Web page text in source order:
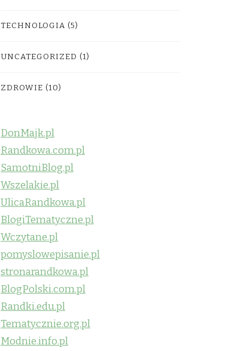
TECHNOLOGIA (5)
UNCATEGORIZED (1)
ZDROWIE (10)
DonMajk.pl
Randkowa.com.pl
SamotniBlog.pl
Wszelakie.pl
UlicaRandkowa.pl
BlogiTematyczne.pl
Wczytane.pl
pomyslowepisanie.pl
stronarandkowa.pl
BlogPolski.com.pl
Randki.edu.pl
Tematycznie.org.pl
Modnie.info.pl